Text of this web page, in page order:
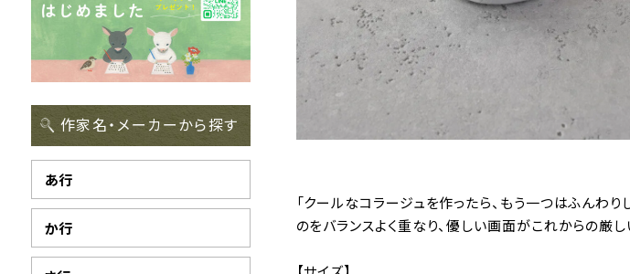
作家名・メーカーから探す
あ行
か行
「クールなコラージュを作ったら、もう一つはふんわ
のをバランスよく重なり、優しい画面がこれからの厳